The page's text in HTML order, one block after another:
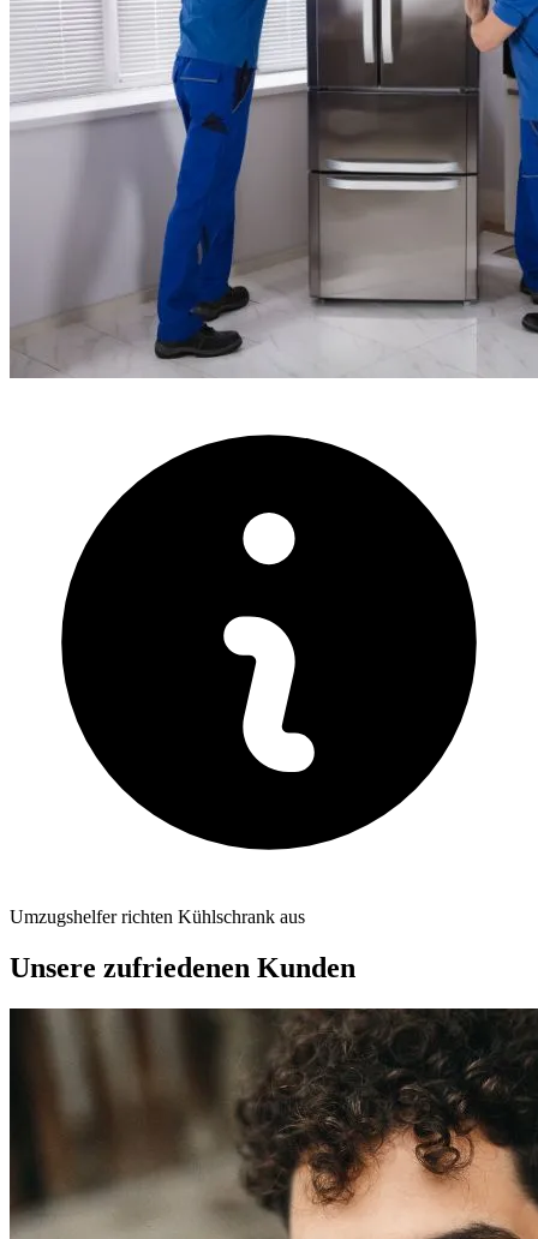
Umzugshelfer richten Kühlschrank aus
Unsere zufriedenen Kunden